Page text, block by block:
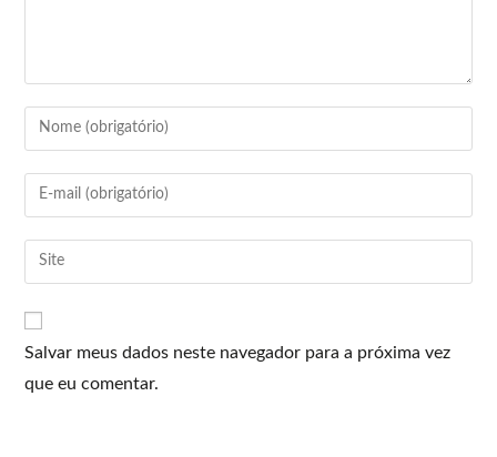
Salvar meus dados neste navegador para a próxima vez
que eu comentar.